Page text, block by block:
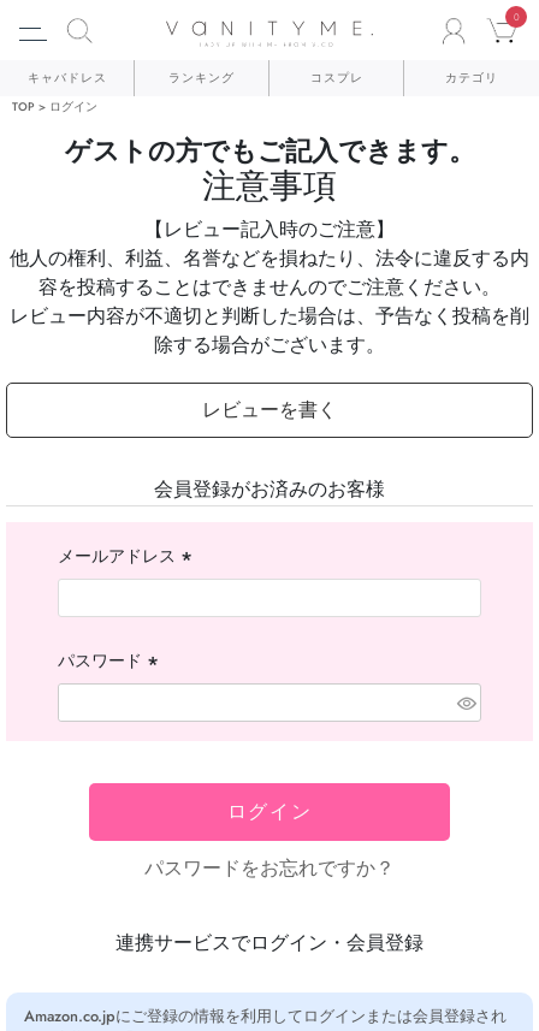
0
キャバドレス ランキング コスプレ カテゴリ
TOP ログイン
ゲストの方でもご記入できます。
注意事項
【レビュー記入時のご注意】
他人の権利、利益、名誉などを損ねたり、法令に違反する内
容を投稿することはできませんのでご注意ください。
レビュー内容が不適切と判断した場合は、予告なく投稿を削
除する場合がございます。
レビューを書く
会員登録がお済みのお客様
メールアドレス
(必
須)
パスワード
(必
須)
ログイン
パスワードをお忘れですか？
連携サービスでログイン・会員登録
Amazon.co.jpにご登録の情報を利用してログインまたは会員登録され